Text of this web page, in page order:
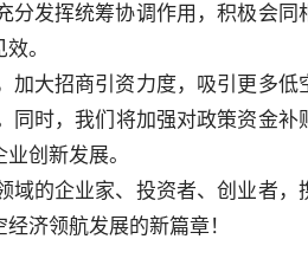
分发挥统筹协调作用，积极会同
。
加大招商引资力度，吸引更多低
同时，我们将加强对政策资金补
创新发展。
域的企业家、投资者、创业者，
济领航发展的新篇章！